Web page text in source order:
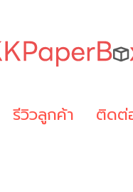
รีวิวลูกค้า ติดต่